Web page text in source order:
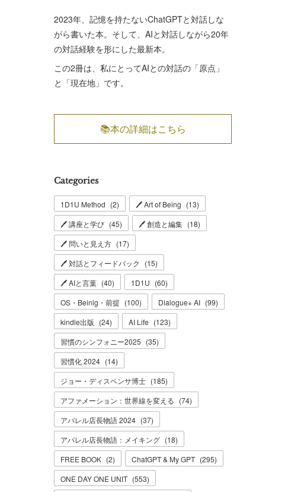
2023年、記憶を持たないChatGPTと対話しな
がら書いた本。そして、AIと対話しながら20年
の対話経験を形にした最新本。
この2冊は、私にとってAIとの対話の「原点」
と「現在地」です。
📚本の詳細はこちら
Categories
1D1U Method (2) 🖊 Art of Being (13)
🖊 講座と学び (45) 🖊 創造と編集 (18)
🖊 問いと見え方 (17)
🖊 対話とフィードバック
(15)
🖊 AIと言葉 (40) 1D1U (60)
OS・Beinig・前提 (100) Dialogue+ AI (99)
kindle出版 (24) AI Life (123)
習慣のシンフォニー2025 (35)
習慣化 2024 (14)
ジョー・ディスペンサ博士 (185)
アファメーション：世界線を変える (74)
アパレル店長物語 2024 (37)
アパレル店長物語：メイキング (18)
FREE BOOK (2) ChatGPT & My GPT (295)
ONE DAY ONE UNIT (553)